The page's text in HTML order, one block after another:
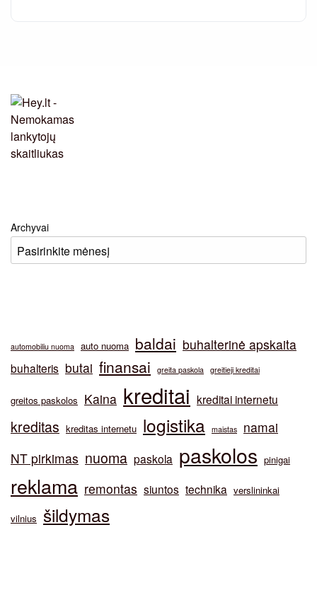
Archyvai
automobiliu nuoma auto nuoma baldai buhalterinė apskaita
buhalteris butai finansai greita paskola greitieji kreditai
greitos paskolos Kaina kreditai kreditai internetu
kreditas kreditas internetu logistika maistas
namai
NT pirkimas nuoma paskola paskolos pinigai
reklama remontas siuntos technika verslininkai
vilnius šildymas